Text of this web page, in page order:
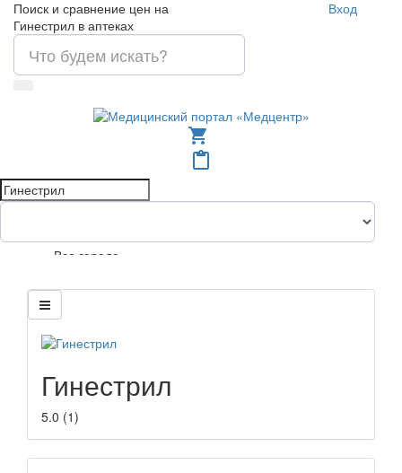
Поиск и сравнение цен на
Гинестрил в аптеках
Вход
shopping_cart
content_paste
Все города
Гинестрил
5.0 (1)